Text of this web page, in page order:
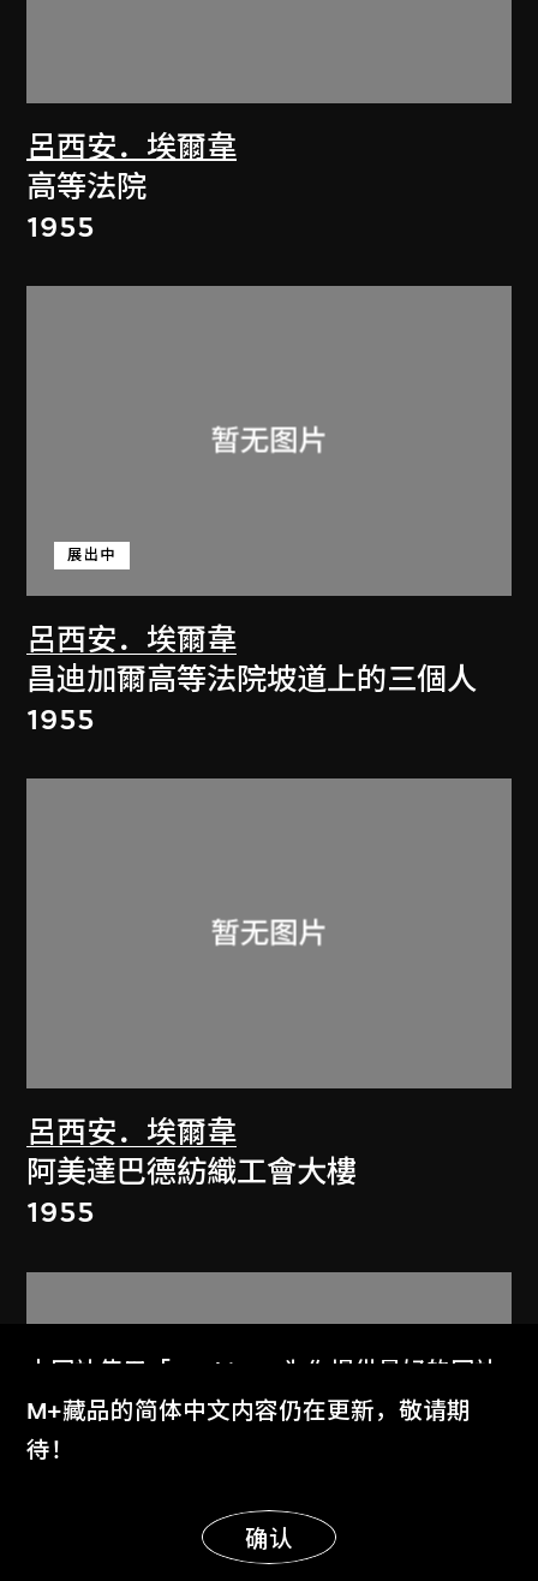
呂西安．埃爾韋
高等法院
1955
呂西安．埃爾韋
展出中
昌迪加爾高等法院坡道上的三個人
1955
呂西安．埃爾韋
阿美達巴德紡織工會大樓
1955
本网站使用「Cookies」为你提供最好的网站
体验。
了解更多
明白
M+藏品的简体中文内容仍在更新，敬请期
待！
确认
显示更多